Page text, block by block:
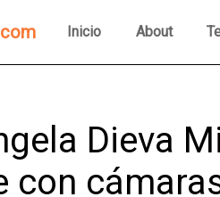
Inicio About
Dieva
con